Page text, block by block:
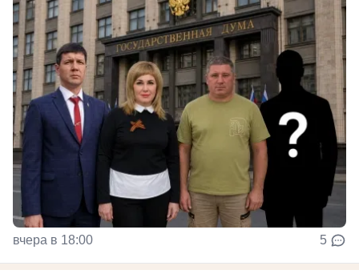
вчера в 18:00 5